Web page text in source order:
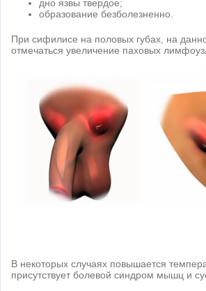
дно язвы твердое;
образование безболезненно.
При сифилисе на половых губах, на
отмечаться увеличение паховых
В некоторых случаях повышается
присутствует болевой синдром мышц и